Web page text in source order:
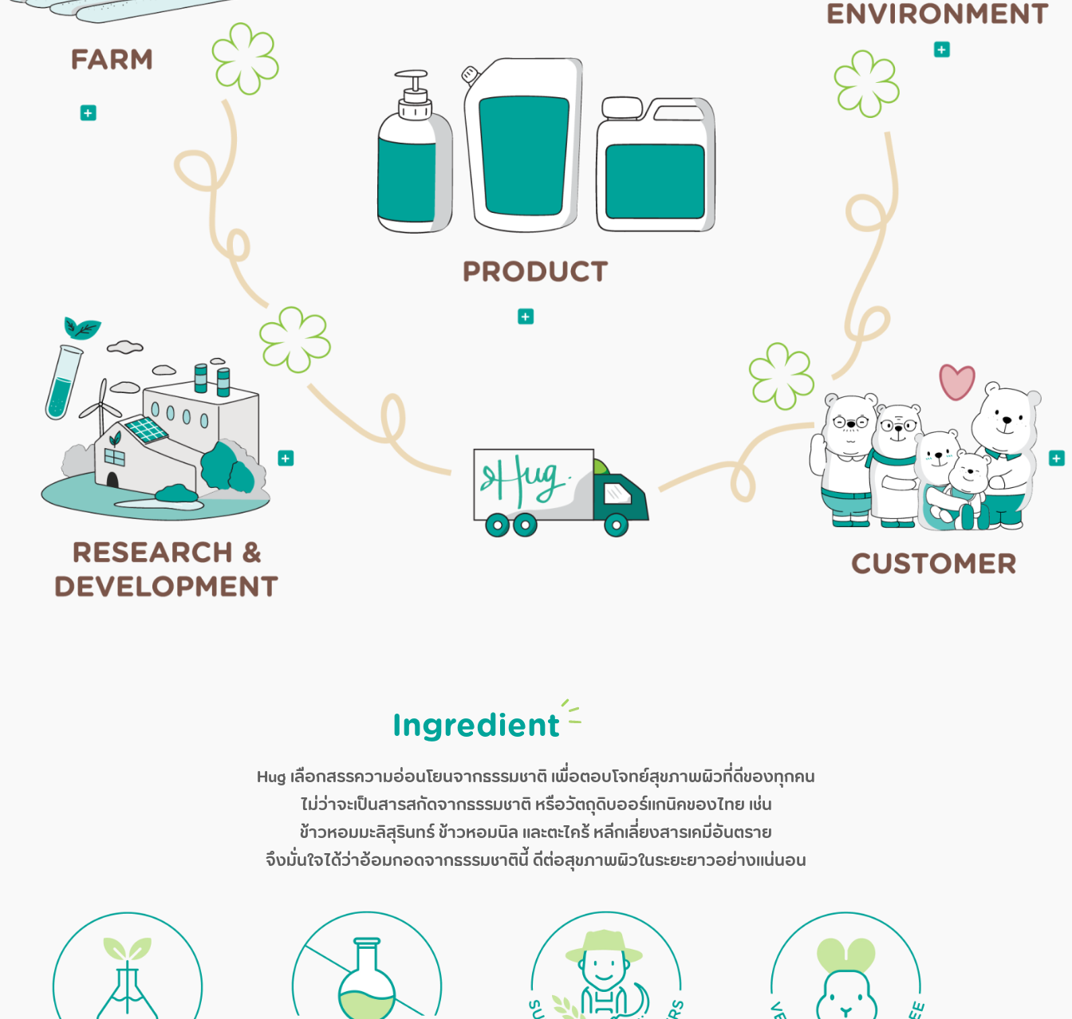
Ingredient
Hug เลือกสรรความอ่อนโยนจากธรรมชาติ เพื่อตอบโจทย์สุขภาพผิวที่ดีของทุกคน
ไม่ว่าจะเป็นสารสกัดจากธรรมชาติ หรือวัตถุดิบออร์แกนิคของไทย เช่น
ข้าวหอมมะลิสุรินทร์ ข้าวหอมนิล และตะไคร้ หลีกเลี่ยงสารเคมีอันตราย
จึงมั่นใจได้ว่าอ้อมกอดจากธรรมชาตินี้ ดีต่อสุขภาพผิวในระยะยาวอย่างแน่นอน